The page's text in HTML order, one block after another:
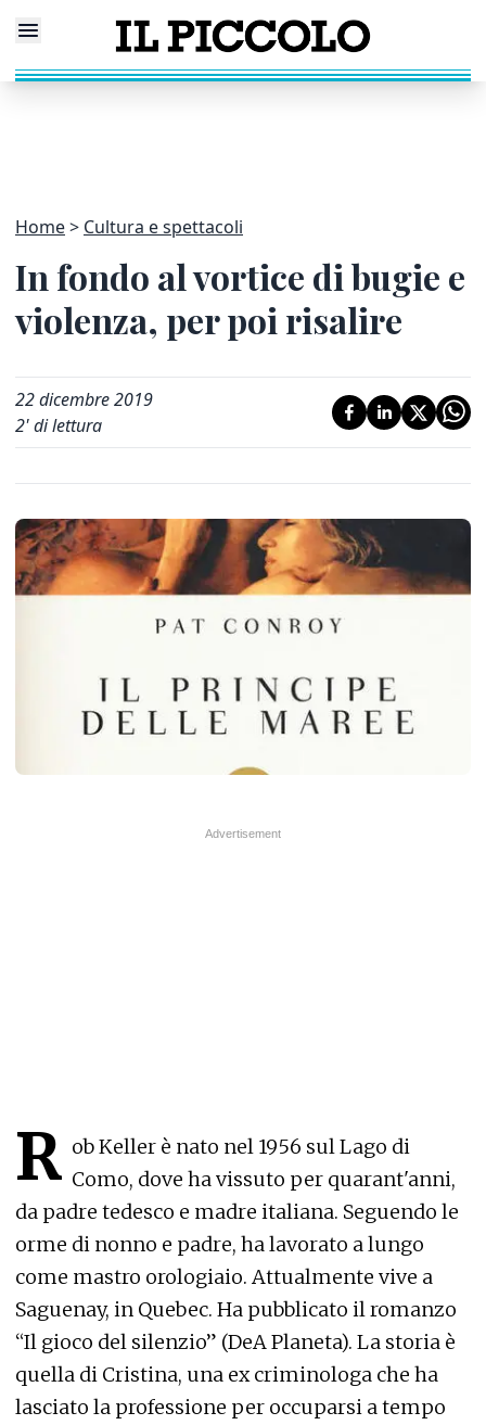
Home Cultura e spettacoli
In fondo al vortice di bugie e
violenza, per poi risalire
22 dicembre 2019
2' di lettura
R ob Keller è nato nel 1956 sul Lago di
Como, dove ha vissuto per quarant'anni,
da padre tedesco e madre italiana. Seguendo le
orme di nonno e padre, ha lavorato a lungo
come mastro orologiaio. Attualmente vive a
Saguenay, in Quebec. Ha pubblicato il romanzo
“Il gioco del silenzio” (DeA Planeta). La storia è
quella di Cristina, una ex criminologa che ha
lasciato la professione per occuparsi a tempo